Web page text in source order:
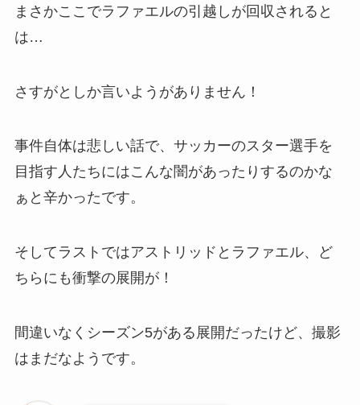
まさかここでラファエルの引越しが回収されると
は…
さすがとしか言いようがありません！
事件自体は悲しい話で、サッカーのスター選手を
目指す人たちにはこんな闇があったりするのかな
ぁと辛かったです。
そしてラストではアストリッドとラファエル、ど
ちらにも衝撃の展開が！
間違いなくシーズン5がある展開だったけど、撮影
はまだなようです。